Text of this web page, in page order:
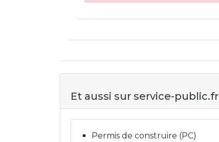
Et aussi sur service-public.fr
Permis de construire (PC)